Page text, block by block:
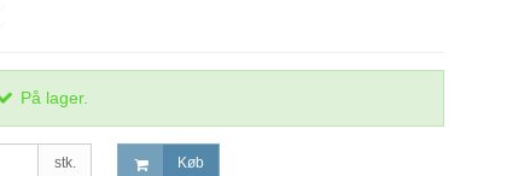
På lager.
stk. Køb